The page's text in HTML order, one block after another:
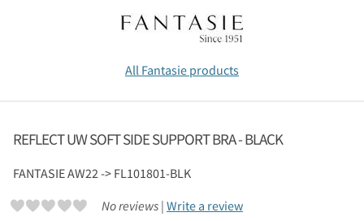
All Fantasie products
REFLECT UW SOFT SIDE SUPPORT BRA - BLACK
FANTASIEAW22 -> FL101801-BLK
No reviews | Write a review